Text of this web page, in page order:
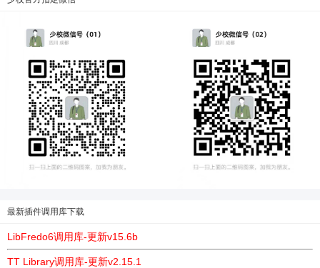
最新插件调用库下载
LibFredo6调用库-更新v15.6b
TT Library调用库-更新v2.15.1